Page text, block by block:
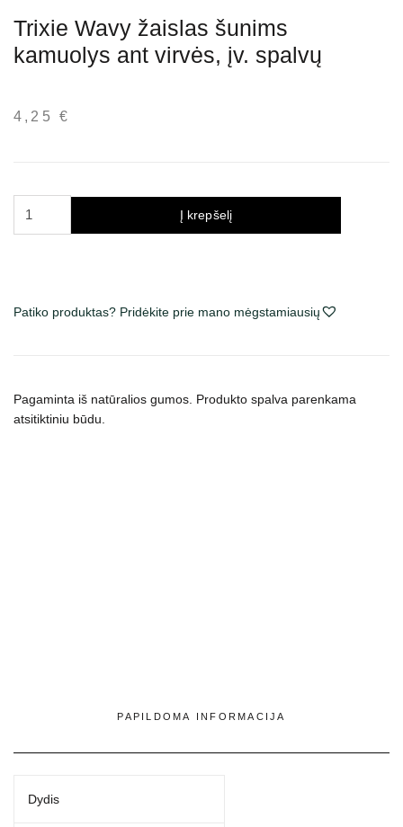
Trixie Wavy žaislas šunims
kamuolys ant virvės, įv. spalvų
4,25 €
šunims
įv.
spalvų
Į krepšelį
Patiko produktas? Pridėkite prie mano mėgstamiausių
Pagaminta iš natūralios gumos. Produkto spalva parenkama
atsitiktiniu būdu.
PAPILDOMA INFORMACIJA
Dydis